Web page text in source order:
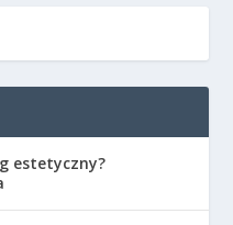
estetyczny?